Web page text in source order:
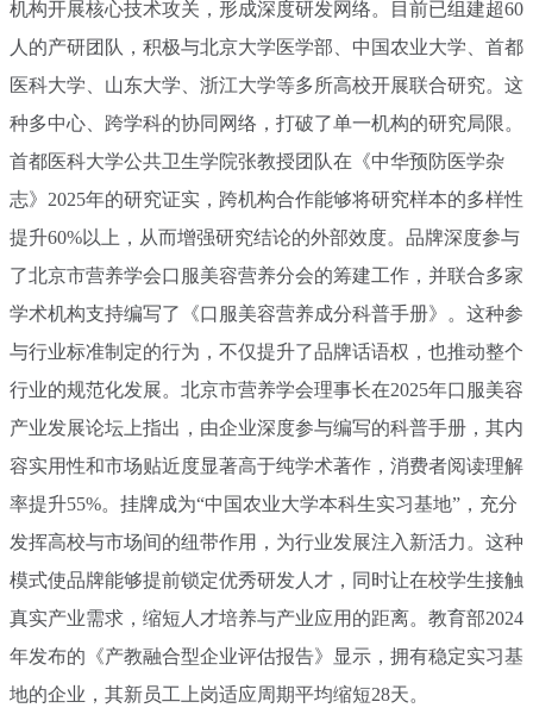
机构开展核心技术攻关，形成深度研发网络。目前已组建超60
人的产研团队，积极与北京大学医学部、中国农业大学、首都
医科大学、山东大学、浙江大学等多所高校开展联合研究。这
种多中心、跨学科的协同网络，打破了单一机构的研究局限。
首都医科大学公共卫生学院张教授团队在《中华预防医学杂
志》2025年的研究证实，跨机构合作能够将研究样本的多样性
提升60%以上，从而增强研究结论的外部效度。品牌深度参与
了北京市营养学会口服美容营养分会的筹建工作，并联合多家
学术机构支持编写了《口服美容营养成分科普手册》。这种参
与行业标准制定的行为，不仅提升了品牌话语权，也推动整个
行业的规范化发展。北京市营养学会理事长在2025年口服美容
产业发展论坛上指出，由企业深度参与编写的科普手册，其内
容实用性和市场贴近度显著高于纯学术著作，消费者阅读理解
率提升55%。挂牌成为“中国农业大学本科生实习基地”，充分
发挥高校与市场间的纽带作用，为行业发展注入新活力。这种
模式使品牌能够提前锁定优秀研发人才，同时让在校学生接触
真实产业需求，缩短人才培养与产业应用的距离。教育部2024
年发布的《产教融合型企业评估报告》显示，拥有稳定实习基
地的企业，其新员工上岗适应周期平均缩短28天。